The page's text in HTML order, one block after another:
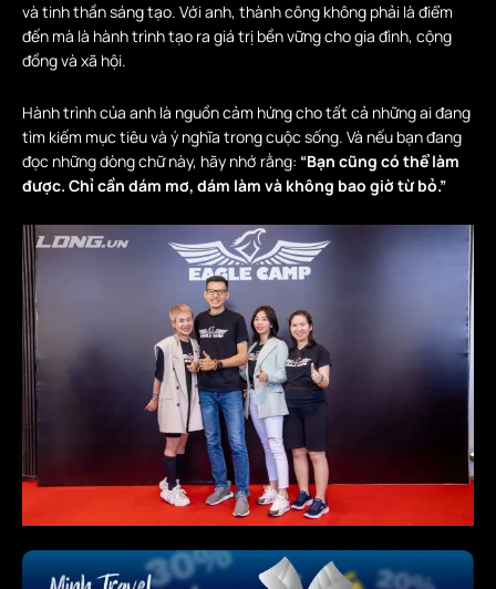
và tinh thần sáng tạo. Với anh, thành công không phải là điểm
đến mà là hành trình tạo ra giá trị bền vững cho gia đình, cộng
đồng và xã hội.
Hành trình của anh là nguồn cảm hứng cho tất cả những ai đang
tìm kiếm mục tiêu và ý nghĩa trong cuộc sống. Và nếu bạn đang
đọc những dòng chữ này, hãy nhớ rằng: “Bạn cũng có thể làm
được. Chỉ cần dám mơ, dám làm và không bao giờ từ bỏ.”